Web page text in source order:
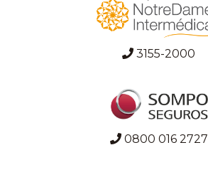
3155-2000
0800 016 2727